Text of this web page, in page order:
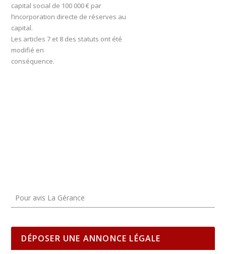
capital social de 100 000 € par
l’incorporation directe de réserves au
capital.
Les articles 7 et 8 des statuts ont été
modifié en
conséquence.
Pour avis La Gérance
DÉPOSER UNE ANNONCE LÉGALE